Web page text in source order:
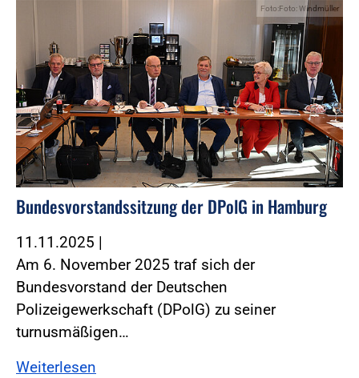
Foto:Foto: Windmüller
Bundesvorstandssitzung der DPolG in Hamburg
11.11.2025 |
Am 6. November 2025 traf sich der
Bundesvorstand der Deutschen
Polizeigewerkschaft (DPolG) zu seiner
turnusmäßigen…
Weiterlesen